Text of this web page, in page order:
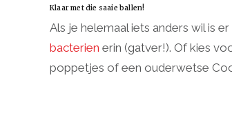
Klaar met die saaie ballen!
Als je helemaal iets anders wil is
bacterien erin (gatver!). Of kies
poppetjes of een ouderwetse